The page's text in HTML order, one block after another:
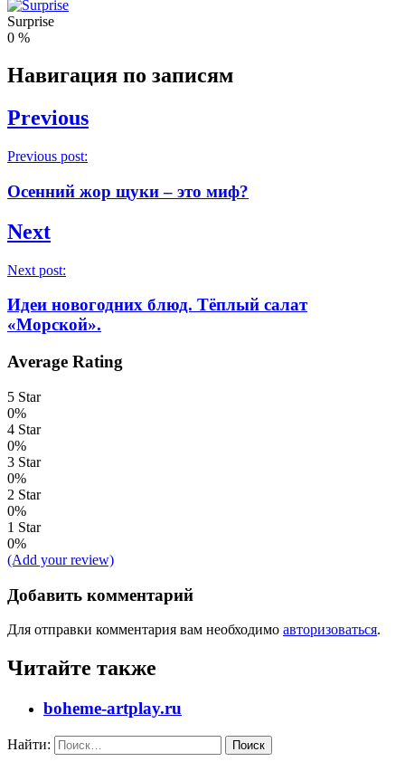
Surprise
0 %
Навигация по записям
Previous
Previous post:
Осенний жор щуки – это миф?
Next
Next post:
Идеи новогодних блюд. Тёплый салат
«Морской».
Average Rating
5 Star
0%
4 Star
0%
3 Star
0%
2 Star
0%
1 Star
0%
(Add your review)
Добавить комментарий
Для отправки комментария вам необходимо авторизоваться.
Читайте также
boheme-artplay.ru
Найти: